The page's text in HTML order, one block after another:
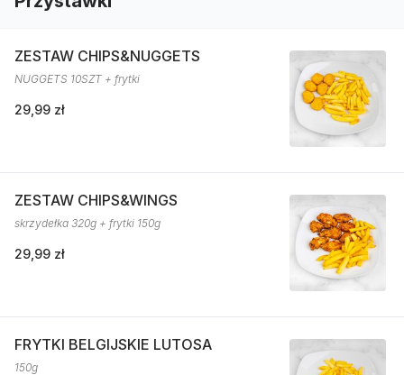
ZESTAW CHIPS&NUGGETS
NUGGETS 10SZT + frytki
29,99 zł
ZESTAW CHIPS&WINGS
skrzydełka 320g + frytki 150g
29,99 zł
FRYTKI BELGIJSKIE LUTOSA
150g